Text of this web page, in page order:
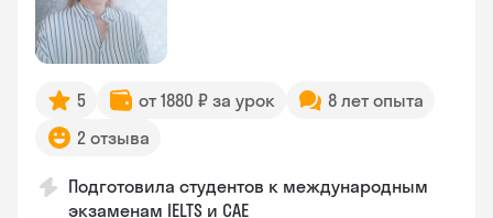
5 от 1880 ₽ за урок
8 лет опыта
2 отзыва
Подготовила студентов к международным
экзаменам IELTS и CAE